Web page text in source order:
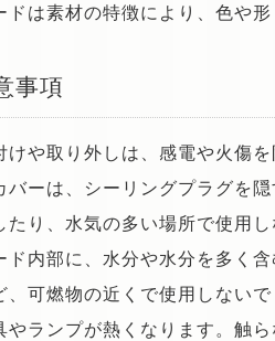
ドは素材の特徴により、色や
事項
けや取り外しは、感電や火傷
バーは、シーリングプラグを
たり、水気の多い場所で使用し
ド内部に、水分や水分を多く
、可燃物の近くで使用しないで
やランプが熱くなります。触ら